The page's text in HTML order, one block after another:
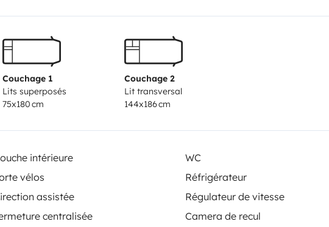
Couchage 1
Lits superposés
75x180 cm
Couchage 2
Lit transversal
144x186 cm
intérieure
WC
vélos
Réfrigérateur
assistée
Régulateur de vitesse
centralisée
Camera de recul